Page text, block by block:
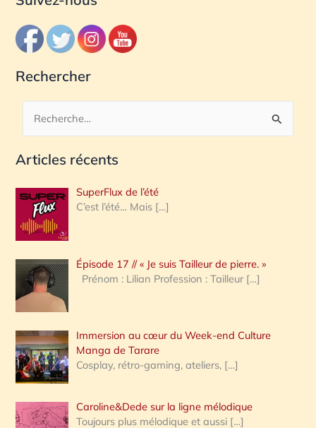
Rechercher
c
e
r
c
h
e
:
Articles récents
SuperFlux de l’été
C’est l’été… Mais […]
Épisode 17 // « Je suis Tailleur de pierre. »
Prénom : Lilian Profession : Tailleur […]
Immersion au cœur du Week-end Culture
Manga de Tarare
Cosplay, rétro-gaming, ateliers, […]
Caroline&Dede sur la ligne mélodique
Toujours plus mélodique et aussi […]